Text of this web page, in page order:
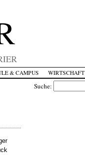
& CAMPUS WIRTSCHAFT
Suche: